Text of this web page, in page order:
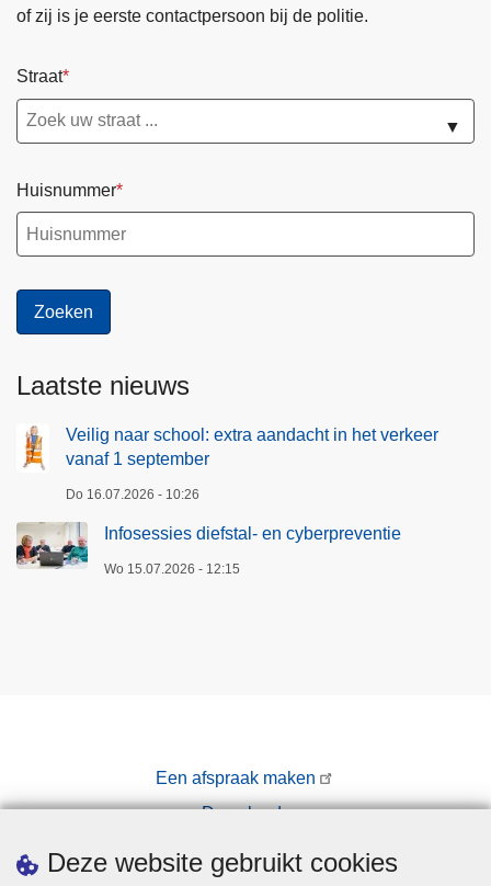
Deze website gebruikt cookies
of zij is je eerste contactpersoon bij de politie.
Straat
▼
Huisnummer
Laatste nieuws
Veilig naar school: extra aandacht in het verkeer
vanaf 1 september
Do 16.07.2026 - 10:26
Infosessies diefstal- en cyberpreventie
Wo 15.07.2026 - 12:15
Een afspraak maken
Downloads